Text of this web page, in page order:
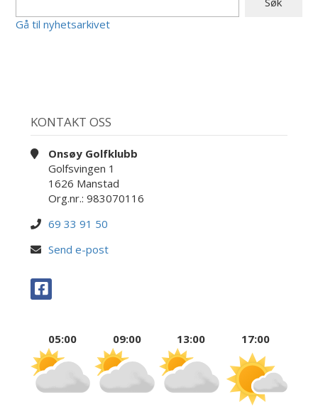
Gå til nyhetsarkivet
KONTAKT OSS
Onsøy Golfklubb
Golfsvingen 1
1626 Manstad
Org.nr.: 983070116
69 33 91 50
Send e-post
05:00 09:00 13:00 17:00